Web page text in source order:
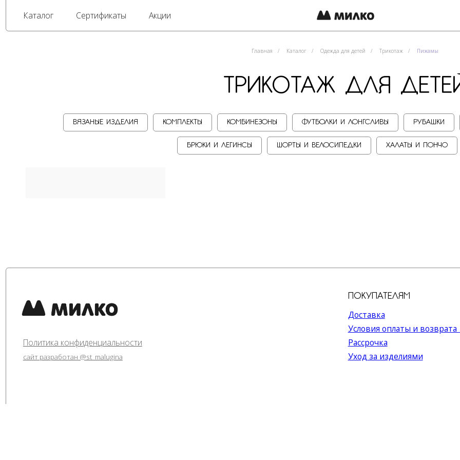
Каталог Сертификаты Акции
Главная / Каталог / Одежда для детей / Трикотаж / Пижамы
ТРИКОТАЖ ДЛЯ ДЕТЕЙ
ПИЖАМЫ ДЛЯ ДЕТЕЙ
ВЯЗАНЫЕ ИЗДЕЛИЯ КОМПЛЕКТЫ КОМБИНЕЗОНЫ ФУТБОЛКИ И ЛОНГСЛИВЫ РУБАШКИ
БРЮКИ И ЛЕГИНСЫ ШОРТЫ И ВЕЛОСИПЕДКИ ХАЛАТЫ И ПОНЧО
Политика конфиденциальности
Условия оплаты и возврата
Уход за изделиями
сайт разработан @st_malugina